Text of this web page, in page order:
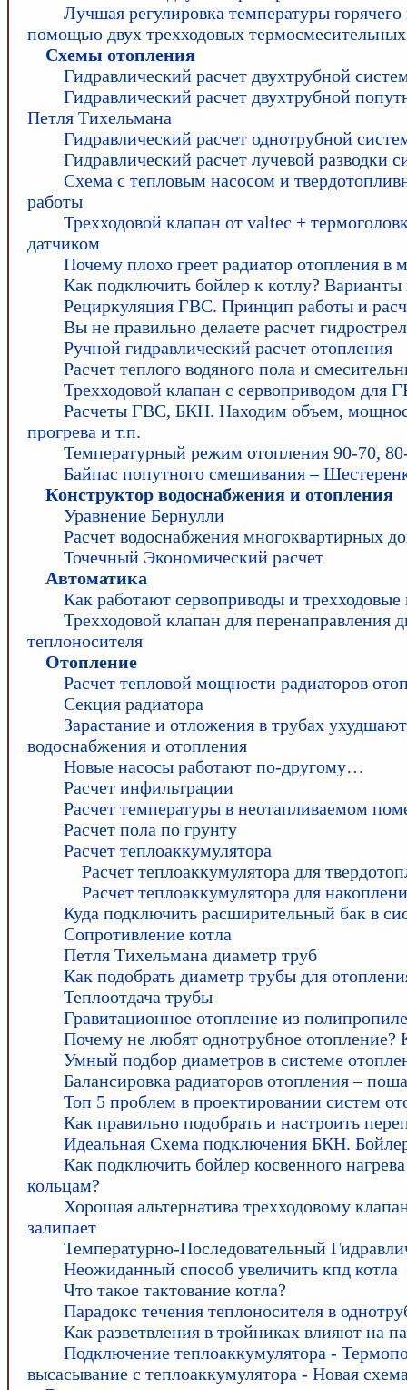
Лучшая регулировка температуры
помощью двух трехходовых
Схемы отопления
Гидравлический расчет двухтрубной
Гидравлический расчет двухтрубной
Петля Тихельмана
Гидравлический расчет однотрубной
Гидравлический расчет лучевой разводки
Схема с тепловым насосом и
работы
Трехходовой клапан от valtec +
датчиком
Почему плохо греет радиатор отопления в
Как подключить бойлер к котлу?
Рециркуляция ГВС. Принцип работы и
Вы не правильно делаете расчет
Ручной гидравлический расчет отопления
Расчет теплого водяного пола и
Трехходовой клапан с сервоприводом для
Расчеты ГВС, БКН. Находим объем,
прогрева и т.п.
Температурный режим отопления 90-70,
Байпас попутного смешивания –
Конструктор водоснабжения и отопления
Уравнение Бернулли
Расчет водоснабжения многоквартирных
Точечный Экономический расчет
Автоматика
Как работают сервоприводы и
Трехходовой клапан для перенаправления
теплоносителя
Отопление
Расчет тепловой мощности радиаторов
Секция радиатора
Зарастание и отложения в трубах
водоснабжения и отопления
Новые насосы работают по-другому…
Расчет инфильтрации
Расчет температуры в неотапливаемом
Расчет пола по грунту
Расчет теплоаккумулятора
Расчет теплоаккумулятора для
Расчет теплоаккумулятора для
Куда подключить расширительный бак в
Сопротивление котла
Петля Тихельмана диаметр труб
Как подобрать диаметр трубы для
Теплоотдача трубы
Гравитационное отопление из
Почему не любят однотрубное отопление?
Умный подбор диаметров в системе
Балансировка радиаторов отопления –
Топ 5 проблем в проектировании систем
Как правильно подобрать и настроить
Идеальная Схема подключения БКН.
Как подключить бойлер косвенного
кольцам?
Хорошая альтернатива трехходовому
залипает
Температурно-Последовательный
Неожиданный способ увеличить кпд котла
Что такое тактование котла?
Парадокс течения теплоносителя в
Как разветвления в тройниках влияют на
Подключение теплоаккумулятора -
высасывание с теплоаккумулятора - Новая